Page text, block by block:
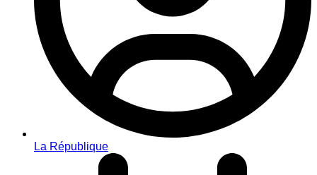
La République